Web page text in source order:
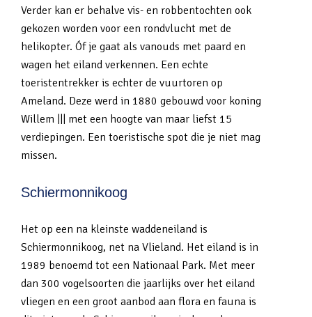
Verder kan er behalve vis- en robbentochten ook
gekozen worden voor een rondvlucht met de
helikopter. Óf je gaat als vanouds met paard en
wagen het eiland verkennen. Een echte
toeristentrekker is echter de vuurtoren op
Ameland. Deze werd in 1880 gebouwd voor koning
Willem ||| met een hoogte van maar liefst 15
verdiepingen. Een toeristische spot die je niet mag
missen.
Schiermonnikoog
Het op een na kleinste waddeneiland is
Schiermonnikoog, net na Vlieland. Het eiland is in
1989 benoemd tot een Nationaal Park. Met meer
dan 300 vogelsoorten die jaarlijks over het eiland
vliegen en een groot aanbod aan flora en fauna is